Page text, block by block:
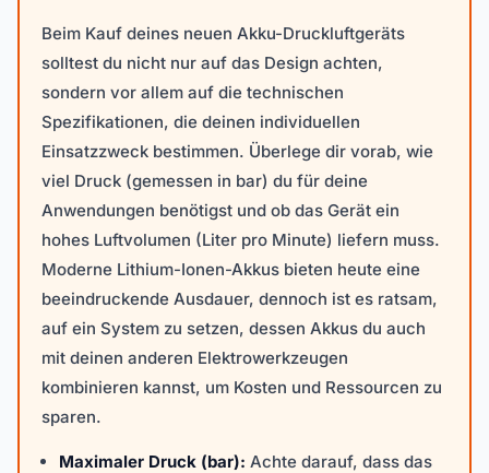
Beim Kauf deines neuen Akku-Druckluftgeräts
solltest du nicht nur auf das Design achten,
sondern vor allem auf die technischen
Spezifikationen, die deinen individuellen
Einsatzzweck bestimmen. Überlege dir vorab, wie
viel Druck (gemessen in bar) du für deine
Anwendungen benötigst und ob das Gerät ein
hohes Luftvolumen (Liter pro Minute) liefern muss.
Moderne Lithium-Ionen-Akkus bieten heute eine
beeindruckende Ausdauer, dennoch ist es ratsam,
auf ein System zu setzen, dessen Akkus du auch
mit deinen anderen Elektrowerkzeugen
kombinieren kannst, um Kosten und Ressourcen zu
sparen.
Maximaler Druck (bar): Achte darauf, dass das